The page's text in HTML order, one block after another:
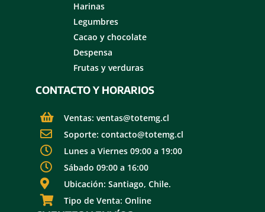
Harinas
Legumbres
Cacao y chocolate
Despensa
Frutas y verduras
CONTACTO Y HORARIOS
Ventas: ventas@totemg.cl
Soporte: contacto@totemg.cl
Lunes a Viernes 09:00 a 19:00
Sábado 09:00 a 16:00
Ubicación: Santiago, Chile.
Tipo de Venta: Online